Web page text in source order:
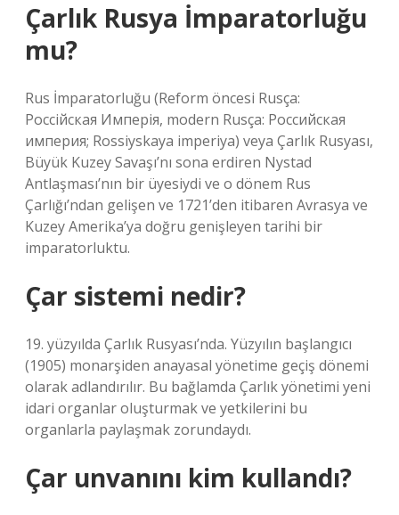
Çarlık Rusya İmparatorluğu
mu?
Rus İmparatorluğu (Reform öncesi Rusça:
Россійская Имперія, modern Rusça: Российская
империя; Rossiyskaya imperiya) veya Çarlık Rusyası,
Büyük Kuzey Savaşı’nı sona erdiren Nystad
Antlaşması’nın bir üyesiydi ve o dönem Rus
Çarlığı’ndan gelişen ve 1721’den itibaren Avrasya ve
Kuzey Amerika’ya doğru genişleyen tarihi bir
imparatorluktu.
Çar sistemi nedir?
19. yüzyılda Çarlık Rusyası’nda. Yüzyılın başlangıcı
(1905) monarşiden anayasal yönetime geçiş dönemi
olarak adlandırılır. Bu bağlamda Çarlık yönetimi yeni
idari organlar oluşturmak ve yetkilerini bu
organlarla paylaşmak zorundaydı.
Çar unvanını kim kullandı?